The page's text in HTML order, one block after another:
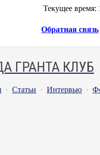
Текущее время:
Обратная связь
ГРАНТА КЛУБ
· Статьи · Интервью ·